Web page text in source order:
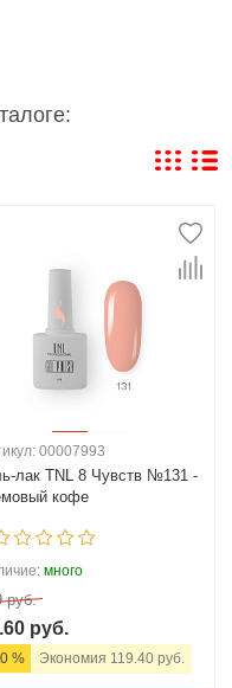
00007993
лак TNL 8 Чувств №131 -
кофе
много
руб.
руб.
% Экономия 119.40 руб.